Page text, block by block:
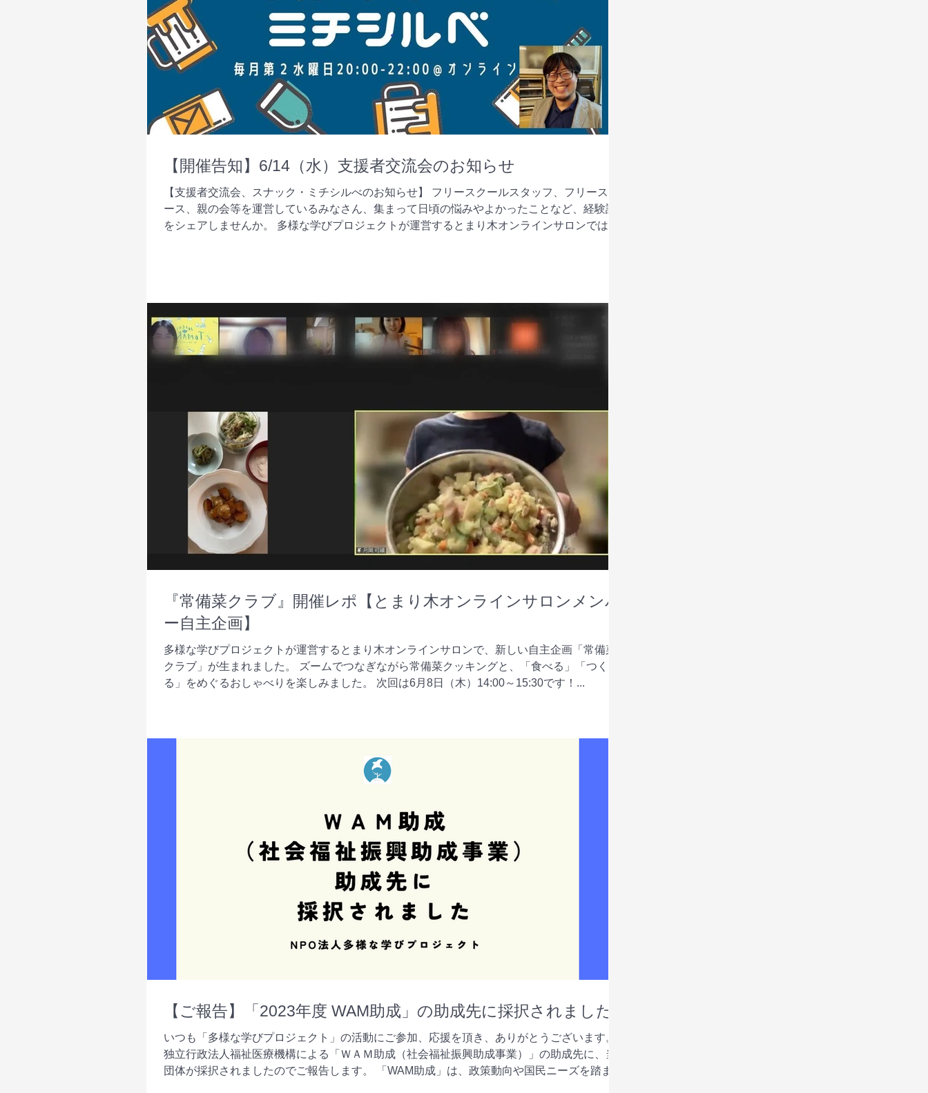
【開催告知】6/14（水）支援者交流会のお知らせ
【支援者交流会、スナック・ミチシルべのお知らせ】 フリースクールスタッフ、フリースペ
ース、親の会等を運営しているみなさん、集まって日頃の悩みやよかったことなど、経験談
をシェアしませんか。 多様な学びプロジェクトが運営するとまり木オンラインサロンでは、
『常備菜クラブ』開催レポ【とまり木オンラインサロンメンバ
ー自主企画】
多様な学びプロジェクトが運営するとまり木オンラインサロンで、新しい自主企画「常備菜
クラブ」が生まれました。 ズームでつなぎながら常備菜クッキングと、「食べる」「つく
る」をめぐるおしゃべりを楽しみました。 次回は6月8日（木）14:00～15:30です！...
【ご報告】「2023年度 WAM助成」の助成先に採択されました
いつも「多様な学びプロジェクト」の活動にご参加、応援を頂き、ありがとうございます。
独立行政法人福祉医療機構による「ＷＡＭ助成（社会福祉振興助成事業）」の助成先に、当
団体が採択されましたのでご報告します。 「WAM助成」は、政策動向や国民ニーズを踏ま